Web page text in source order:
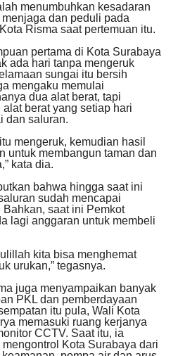
menumbuhkan kesadaran
dan peduli pada
Risma saat pertemuan itu.
pertama di Kota Surabaya
ada hari tanpa mengeruk
sungai itu bersih
mengaku memulai
dua alat berat, tapi
berat yang setiap hari
dan saluran.
mengeruk, kemudian hasil
untuk membangun taman dan
kata dia.
bahwa hingga saat ini
sudah mencapai
saat ini Pemkot
lagi anggaran untuk membeli
kita bisa menghemat
urukan,” tegasnya.
juga menyampaikan banyak
PKL dan pemberdayaan
itu pula, Wali Kota
memasuki ruang kerjanya
CCTV. Saat itu, ia
Kota Surabaya dari